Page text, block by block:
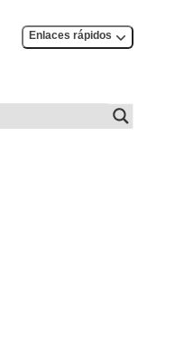
Enlaces rápidos